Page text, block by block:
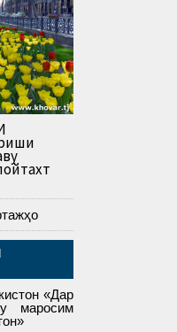
«Дар
маросим